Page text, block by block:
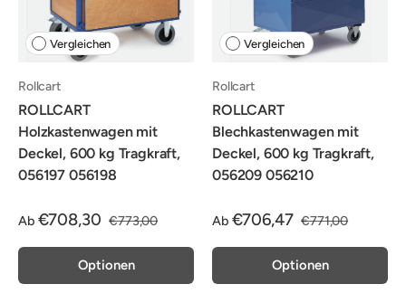
Vergleichen
Rollcart
ROLLCART
Holzkastenwagen mit
Deckel, 600 kg Tragkraft,
056197 056198
Ab €708,30 €773,00
Optionen
Vergleichen
Rollcart
ROLLCART
Blechkastenwagen mit
Deckel, 600 kg Tragkraft,
056209 056210
Ab €706,47 €771,00
Optionen